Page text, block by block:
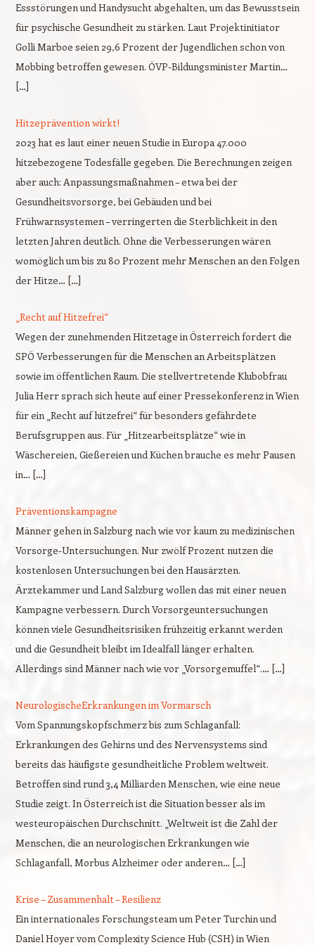
Essstörungen und Handysucht abgehalten, um das Bewusstsein
für psychische Gesundheit zu stärken. Laut Projektinitiator
Golli Marboe seien 29,6 Prozent der Jugendlichen schon von
Mobbing betroffen gewesen. ÖVP-Bildungsminister Martin…
[…]
Hitzeprävention wirkt!
2023 hat es laut einer neuen Studie in Europa 47.000
hitzebezogene Todesfälle gegeben. Die Berechnungen zeigen
aber auch: Anpassungsmaßnahmen – etwa bei der
Gesundheitsvorsorge, bei Gebäuden und bei
Frühwarnsystemen – verringerten die Sterblichkeit in den
letzten Jahren deutlich. Ohne die Verbesserungen wären
womöglich um bis zu 80 Prozent mehr Menschen an den Folgen
der Hitze… […]
„Recht auf Hitzefrei“
Wegen der zunehmenden Hitzetage in Österreich fordert die
SPÖ Verbesserungen für die Menschen an Arbeitsplätzen
sowie im öffentlichen Raum. Die stellvertretende Klubobfrau
Julia Herr sprach sich heute auf einer Pressekonferenz in Wien
für ein „Recht auf hitzefrei“ für besonders gefährdete
Berufsgruppen aus. Für „Hitzearbeitsplätze“ wie in
Wäschereien, Gießereien und Küchen brauche es mehr Pausen
in… […]
Präventionskampagne
Männer gehen in Salzburg nach wie vor kaum zu medizinischen
Vorsorge-Untersuchungen. Nur zwölf Prozent nutzen die
kostenlosen Untersuchungen bei den Hausärzten.
Ärztekammer und Land Salzburg wollen das mit einer neuen
Kampagne verbessern. Durch Vorsorgeuntersuchungen
können viele Gesundheitsrisiken frühzeitig erkannt werden
und die Gesundheit bleibt im Idealfall länger erhalten.
Allerdings sind Männer nach wie vor „Vorsorgemuffel“.… […]
NeurologischeErkrankungen im Vormarsch
Vom Spannungskopfschmerz bis zum Schlaganfall:
Erkrankungen des Gehirns und des Nervensystems sind
bereits das häufigste gesundheitliche Problem weltweit.
Betroffen sind rund 3,4 Milliarden Menschen, wie eine neue
Studie zeigt. In Österreich ist die Situation besser als im
westeuropäischen Durchschnitt. „Weltweit ist die Zahl der
Menschen, die an neurologischen Erkrankungen wie
Schlaganfall, Morbus Alzheimer oder anderen… […]
Krise – Zusammenhalt – Resilienz
Ein internationales Forschungsteam um Peter Turchin und
Daniel Hoyer vom Complexity Science Hub (CSH) in Wien